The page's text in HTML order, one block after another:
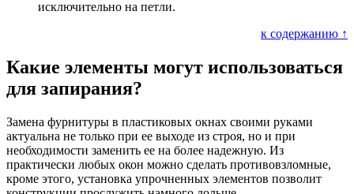
исключительно на петли.
к содержанию ↑
Какие элементы могут использоваться
для запирания?
Замена фурнитуры в пластиковых окнах своими руками
актуальна не только при ее выходе из строя, но и при
необходимости заменить ее на более надежную. Из
практически любых окон можно сделать противовзломные,
кроме этого, установка упрочненных элементов позволит